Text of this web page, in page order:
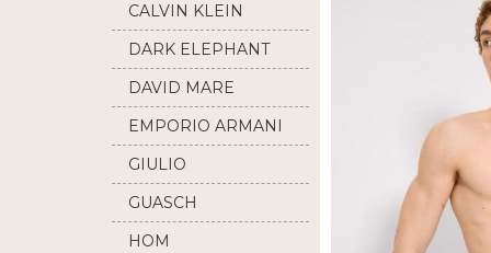
CALVIN KLEIN
DARK ELEPHANT
DAVID MARE
EMPORIO ARMANI
GIULIO
GUASCH
HOM